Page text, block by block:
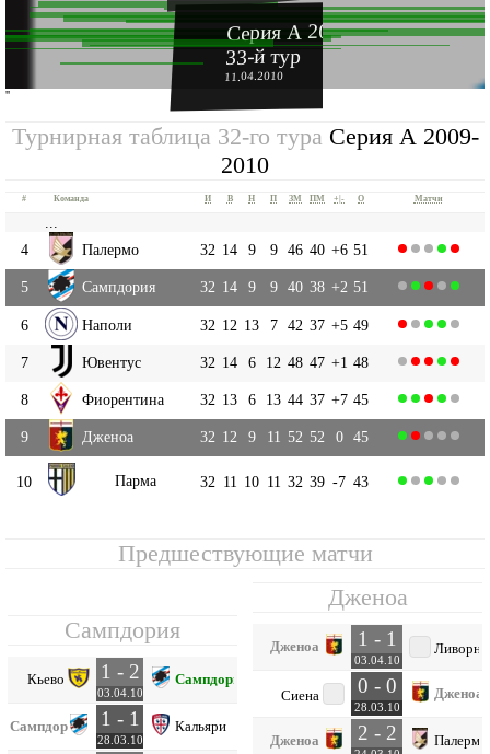
Серия А 2009-2010
33-й тур
11.04.2010
''
Турнирная таблица 32-го тура Серия А 2009-
2010
# Команда И В Н П ЗМ ПМ +|- О Матчи
4
Палермо 32 14 9 9 46 40 +6 51
5 Сампдория 32 14 9 9 40 38 +2 51
6 Наполи 32 12 13 7 42 37 +5 49
7 Ювентус 32 14 6 12 48 47 +1 48
8 Фиорентина 32 13 6 13 44 37 +7 45
9 Дженоа 32 12 9 11 52 52 0 45
10 Парма 32 11 10 11 32 39 -7 43
Предшествующие матчи
Сампдория
Кьево 1 - 2
03.04.10
Сампдория
Сампдория 1 - 1
28.03.10
Кальяри
Дженоа
Дженоа 1 - 1
03.04.10
Ливорно
Сиена 0 - 0
28.03.10
Дженоа
Дженоа 2 - 2 Палермо